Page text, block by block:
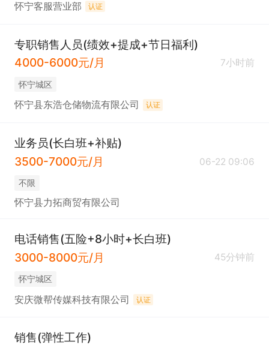
怀宁客服营业部 认证
专职销售人员(绩效+提成+节日福利)
4000-6000元/月
7小时前
怀宁城区
怀宁县东浩仓储物流有限公司 认证
业务员(长白班+补贴)
3500-7000元/月
06-22 09:06
不限
怀宁县力拓商贸有限公司
电话销售(五险+8小时+长白班)
3000-8000元/月
45分钟前
怀宁城区
安庆微帮传媒科技有限公司 认证
销售(弹性工作)